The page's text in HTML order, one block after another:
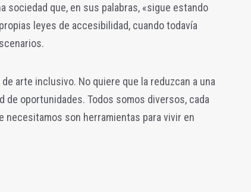
sociedad que, en sus palabras, «sigue estando
leyes de accesibilidad, cuando todavía
arte inclusivo. No quiere que la reduzcan a una
de oportunidades. Todos somos diversos, cada
necesitamos son herramientas para vivir en